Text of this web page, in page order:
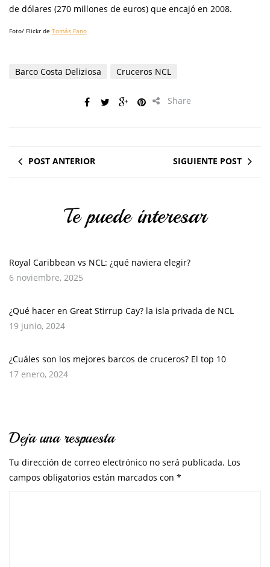
de dólares (270 millones de euros) que encajó en 2008.
Foto/ Flickr de Tomás Fano
Barco Costa Deliziosa Cruceros NCL
Share
POST ANTERIOR SIGUIENTE POST
Te puede interesar
Royal Caribbean vs NCL: ¿qué naviera elegir?
6 noviembre, 2025
¿Qué hacer en Great Stirrup Cay? la isla privada de NCL
19 junio, 2024
¿Cuáles son los mejores barcos de cruceros? El top 10
17 enero, 2024
Deja una respuesta
Tu dirección de correo electrónico no será publicada. Los
campos obligatorios están marcados con *